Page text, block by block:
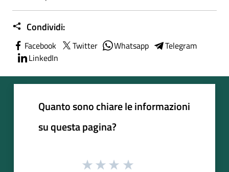
Condividi:
Facebook Twitter Whatsapp
Telegram
LinkedIn
Quanto sono chiare le informazioni
su questa pagina?